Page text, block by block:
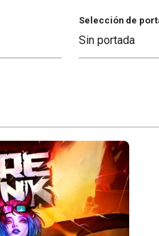
Selección de